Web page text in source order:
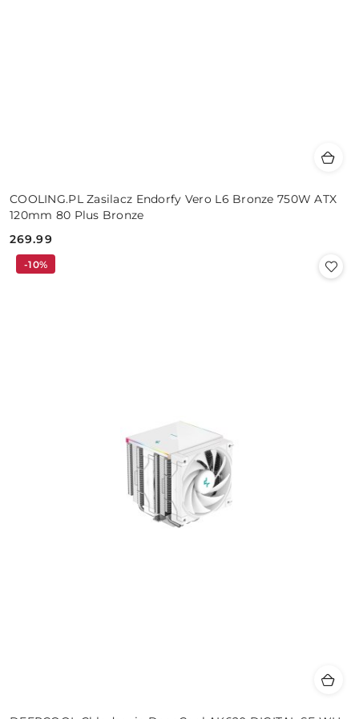
COOLING.PL Zasilacz Endorfy Vero L6 Bronze 750W ATX
120mm 80 Plus Bronze
Cena:
269.99
-10%